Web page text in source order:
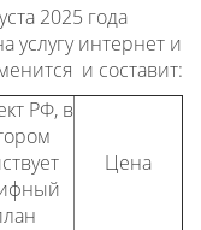
2025 года
услугу интернет и
и составит:
РФ, в
Цена